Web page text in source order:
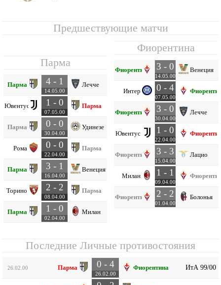
Предшествующие матчи
Парма
Парма 4 - 1
14.05.00
Лечче
Ювентус 1 - 0
07.05.00
Парма
Парма 0 - 0
30.04.00
Удинезе
Рома 0 - 0
22.04.00
Парма
Парма 3 - 1
16.04.00
Венеция
Торино 2 - 2
08.04.00
Парма
Парма 1 - 0
02.04.00
Милан
Фиорентина
Фиорентина 3 - 0
14.05.00
Венеция
Интер 0 - 4
07.05.00
Фиорентина 3 - 0
30.04.00
Лечче
Ювентус 1 - 0
22.04.00
Фиорентина 3 - 3
15.04.00
Лацио
Милан 1 - 1
09.04.00
Фиорентина 2 - 2
01.04.00
Болонья
Последние Личные противостояния
26.02.00 Парма 0 - 4
26.02.00
Фиорентина ИтА 99/00